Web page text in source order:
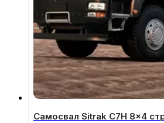
Самосвал Sitrak C7H 8×4